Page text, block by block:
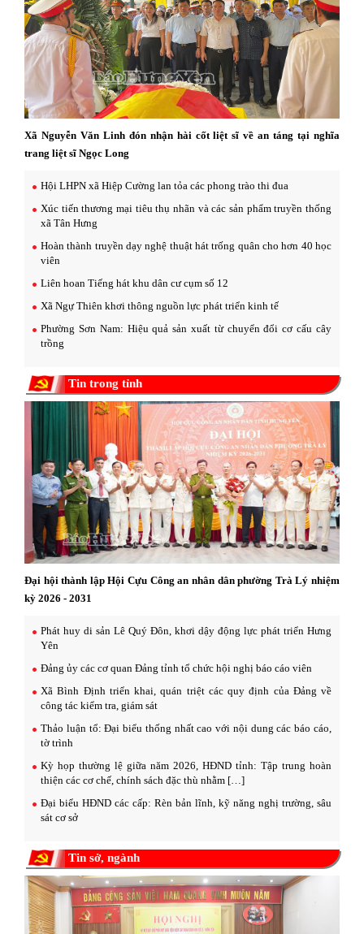
Xã Nguyễn Văn Linh đón nhận hài cốt liệt sĩ về an táng tại nghĩa
trang liệt sĩ Ngọc Long
Hội LHPN xã Hiệp Cường lan tỏa các phong trào thi đua
Xúc tiến thương mại tiêu thụ nhãn và các sản phẩm truyền thống
xã Tân Hưng
Hoàn thành truyền dạy nghệ thuật hát trống quân cho hơn 40 học
viên
Liên hoan Tiếng hát khu dân cư cụm số 12
Xã Ngự Thiên khơi thông nguồn lực phát triển kinh tế
Phường Sơn Nam: Hiệu quả sản xuất từ chuyển đổi cơ cấu cây
trồng
Tin trong tỉnh
Đại hội thành lập Hội Cựu Công an nhân dân phường Trà Lý nhiệm
kỳ 2026 - 2031
Phát huy di sản Lê Quý Đôn, khơi dậy động lực phát triển Hưng
Yên
Đảng ủy các cơ quan Đảng tỉnh tổ chức hội nghị báo cáo viên
Xã Bình Định triển khai, quán triệt các quy định của Đảng về
công tác kiểm tra, giám sát
Thảo luận tổ: Đại biểu thống nhất cao với nội dung các báo cáo,
tờ trình
Kỳ họp thường lệ giữa năm 2026, HĐND tỉnh: Tập trung hoàn
thiện các cơ chế, chính sách đặc thù nhằm […]
Đại biểu HĐND các cấp: Rèn bản lĩnh, kỹ năng nghị trường, sâu
sát cơ sở
Tin sở, ngành